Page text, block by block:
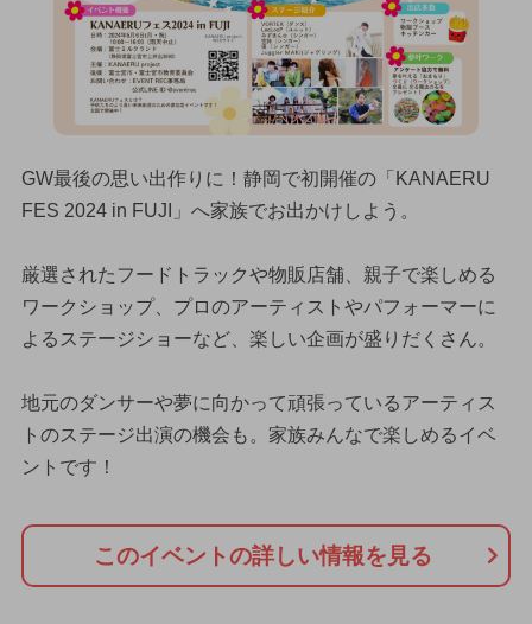
GW最後の思い出作りに！静岡で初開催の「KANAERU
FES 2024 in FUJI」へ家族でお出かけしよう。
厳選されたフードトラックや物販店舗、親子で楽しめる
ワークショップ、プロのアーティストやパフォーマーに
よるステージショーなど、楽しい企画が盛りだくさん。
地元のダンサーや夢に向かって頑張っているアーティス
トのステージ出演の機会も。家族みんなで楽しめるイベ
ントです！
このイベントの詳しい情報を見る